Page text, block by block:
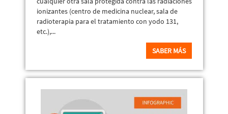
ionizantes (centro de medicina nuclear, sala de
radioterapia para el tratamiento con yodo 131,
etc.),...
SABER MÁS